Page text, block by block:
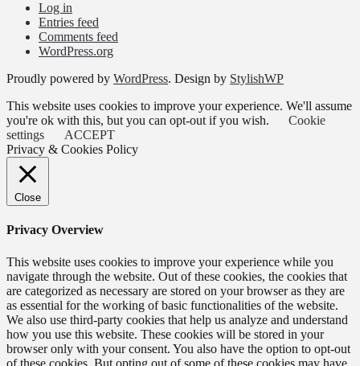
Log in
Entries feed
Comments feed
WordPress.org
Proudly powered by WordPress. Design by StylishWP
This website uses cookies to improve your experience. We'll assume
you're ok with this, but you can opt-out if you wish.
Cookie
settings
ACCEPT
Privacy & Cookies Policy
Close
Privacy Overview
This website uses cookies to improve your experience while you
navigate through the website. Out of these cookies, the cookies that
are categorized as necessary are stored on your browser as they are
as essential for the working of basic functionalities of the website.
We also use third-party cookies that help us analyze and understand
how you use this website. These cookies will be stored in your
browser only with your consent. You also have the option to opt-out
of these cookies. But opting out of some of these cookies may have